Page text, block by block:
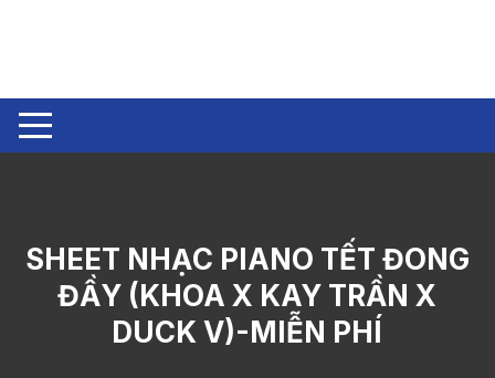
SHEET NHẠC PIANO TẾT ĐONG
ĐẦY (KHOA X KAY TRẦN X
DUCK V)-MIỄN PHÍ